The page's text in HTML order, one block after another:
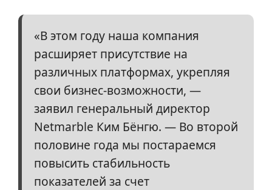
«В этом году наша компания
расширяет присутствие на
различных платформах, укрепляя
свои бизнес-возможности, —
заявил генеральный директор
Netmarble Ким Бёнгю. — Во второй
половине года мы постараемся
повысить стабильность
показателей за счет